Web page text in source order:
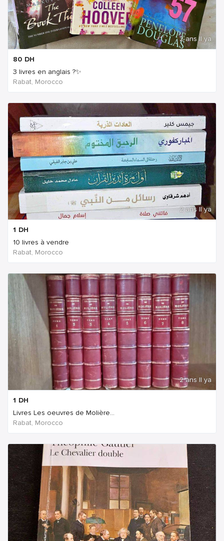
2 ans Il ya
80 DH
3 livres en anglais ?✨
Rabat, Morocco
2 ans Il ya
1 DH
10 livres à vendre
Rabat, Morocco
2 ans Il ya
1 DH
Livres Les oeuvres de Molière...
Rabat, Morocco